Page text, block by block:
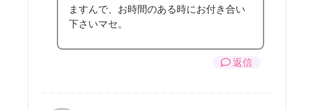
ますんで、お時間のある時にお付き合い
下さいマセ。
返信